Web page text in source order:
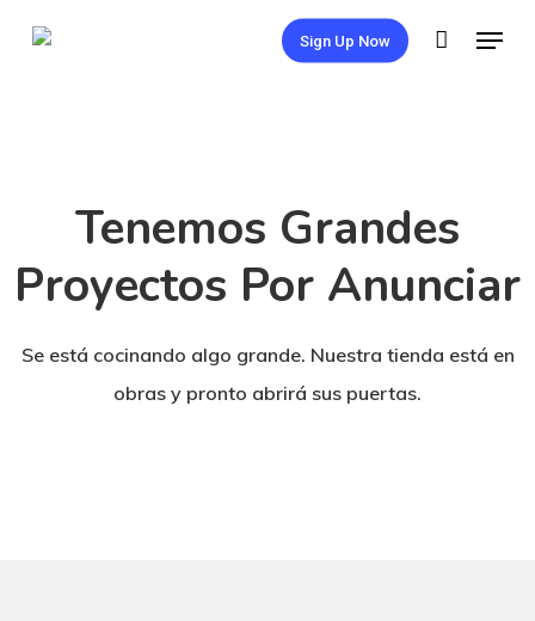
Sign Up Now Menu
Tenemos Grandes
Proyectos Por Anunciar
Se está cocinando algo grande. Nuestra tienda está en
obras y pronto abrirá sus puertas.